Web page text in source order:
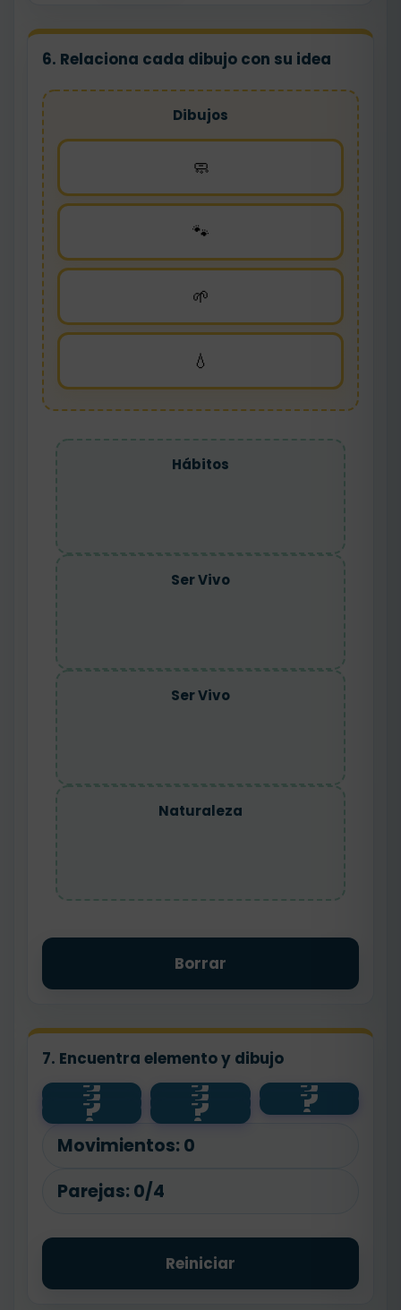
6. Relaciona cada dibujo con su idea
Dibujos
🧼
🐾
🌱
💧
Hábitos
Ser Vivo
Ser Vivo
Naturaleza
Borrar
7. Encuentra elemento y dibujo
?
🌱 ?
salud ?
💧
?
planta ?
animal ?
🐾
?
🧼 ?
agua
Movimientos: 0
Parejas: 0/4
Reiniciar